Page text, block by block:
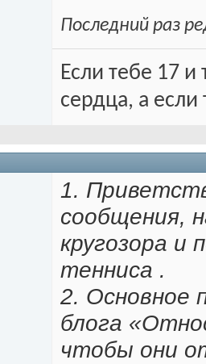
Последний раз
Если тебе 17
сердца, а
1.
сообщения,
кругозора и
тенниса .
2. Основное
блога
чтобы они